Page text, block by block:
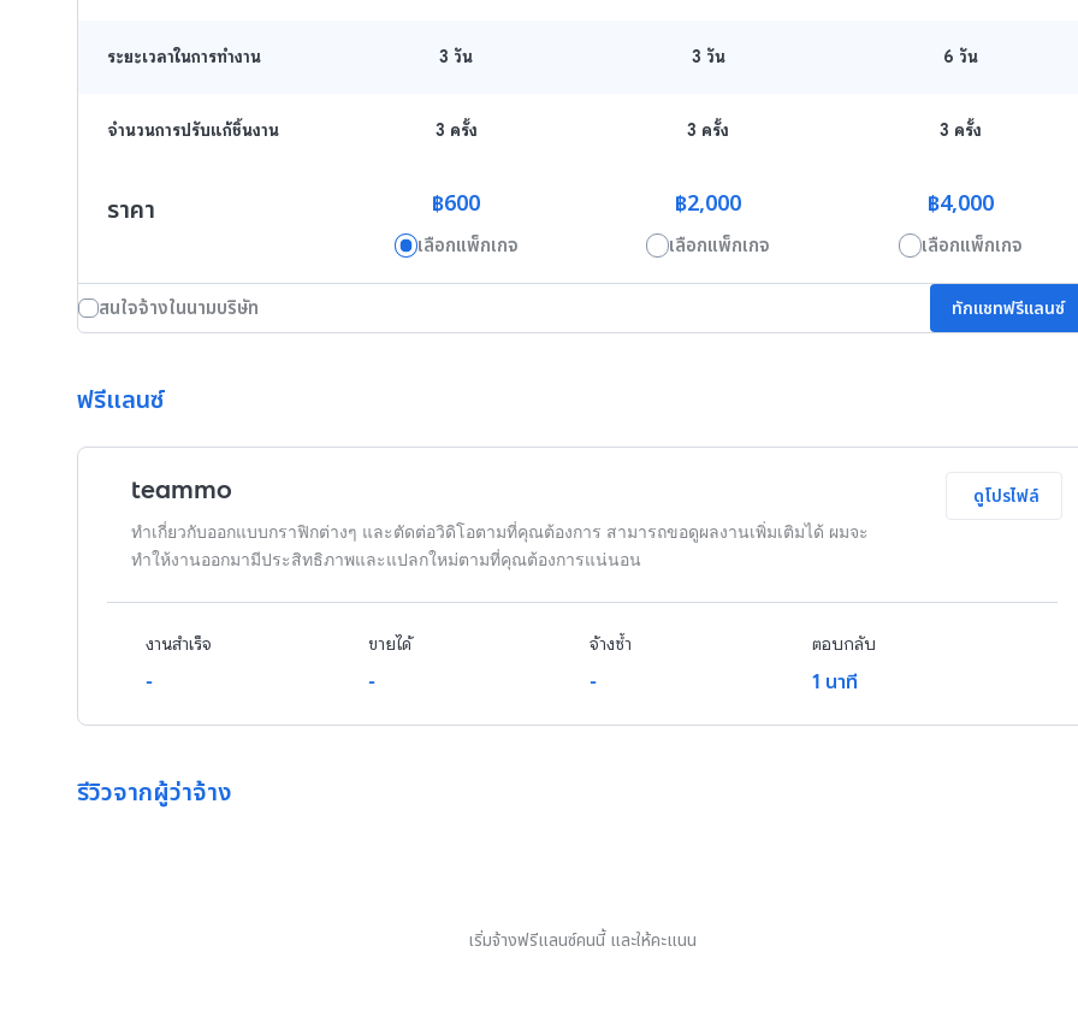
ระยะเวลาในการทำงาน 3 วัน 3 วัน 6 วัน
จำนวนการปรับแก้ชิ้นงาน 3 ครั้ง 3 ครั้ง 3 ครั้ง
ราคา ฿600
เลือกแพ็กเกจ
฿2,000
เลือกแพ็กเกจ
฿4,000
เลือกแพ็กเกจ
สนใจจ้างในนามบริษัท ทักแชทฟรีแลนซ์
ฟรีแลนซ์
teammo
ทำเกี่ยวกับออกแบบกราฟิกต่างๆ และตัดต่อวิดิโอตามที่คุณต้องการ สามารถขอดูผลงานเพิ่มเติมได้ ผมจะ
ทำให้งานออกมามีประสิทธิภาพและแปลกใหม่ตามที่คุณต้องการแน่นอน
ดูโปรไฟล์
งานสำเร็จ
-
ขายได้
-
จ้างซ้ำ
-
ตอบกลับ
1 นาที
รีวิวจากผู้ว่าจ้าง
เริ่มจ้างฟรีแลนซ์คนนี้ และให้คะแนน